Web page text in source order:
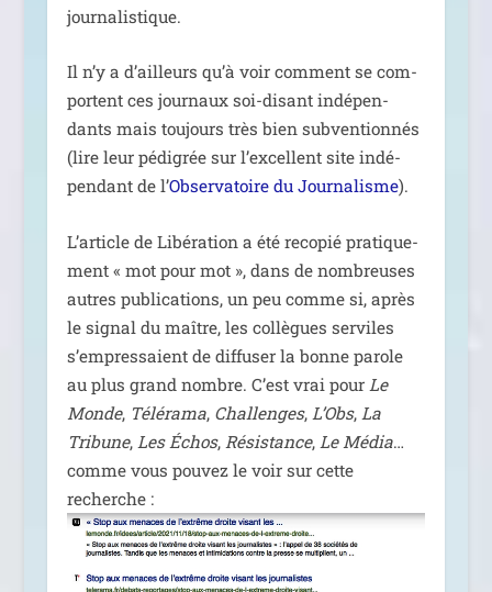
journalistique.
Il n’y a d’ailleurs qu’à voir com­ment se com­
portent ces jour­naux soi-disant indé­pen­
dants mais tou­jours très bien sub­ven­tion­nés
(lire leur pédi­grée sur l’ex­cellent site indé­
pen­dant de l’Observatoire du Journalisme).
L’article de Libération a été reco­pié pra­ti­que­
ment « mot pour mot », dans de nom­breuses
autres publi­ca­tions, un peu comme si, après
le signal du maître, les col­lègues ser­viles
s’empressaient de dif­fu­ser la bonne parole
au plus grand nombre. C’est vrai pour Le
Monde, Télérama, Challenges, L’Obs, La
Tribune, Les Échos, Résistance, Le Média…
comme vous pou­vez le voir sur cette
recherche :